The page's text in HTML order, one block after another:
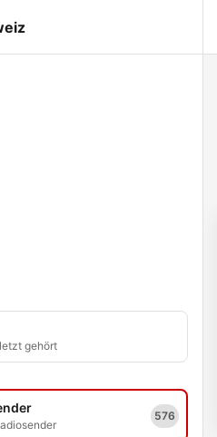
gehört
576